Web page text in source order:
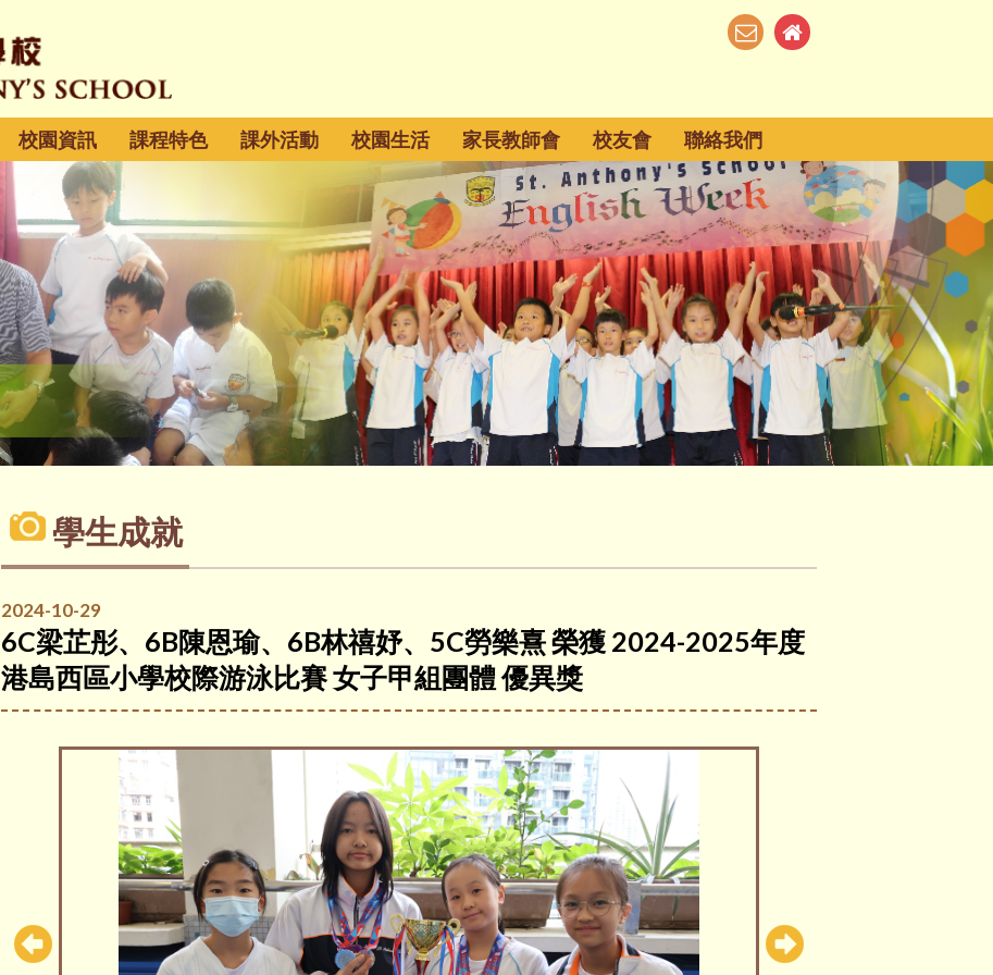
校園資訊 課程特色 課外活動 校園生活 家長教師會 校友會 聯絡我們
學生成就
2024-10-29
6C梁芷彤、6B陳恩瑜、6B林禧妤、5C勞樂熹 榮獲 2024-2025年度
港島西區小學校際游泳比賽 女子甲組團體 優異獎